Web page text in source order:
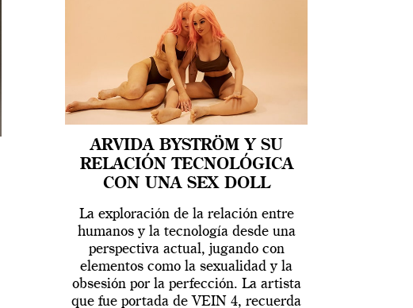
ARVIDA BYSTRÖM Y SU
RELACIÓN TECNOLÓGICA
CON UNA SEX DOLL
La exploración de la relación entre
humanos y la tecnología desde una
perspectiva actual, jugando con
elementos como la sexualidad y la
obsesión por la perfección. La artista
que fue portada de VEIN 4, recuerda